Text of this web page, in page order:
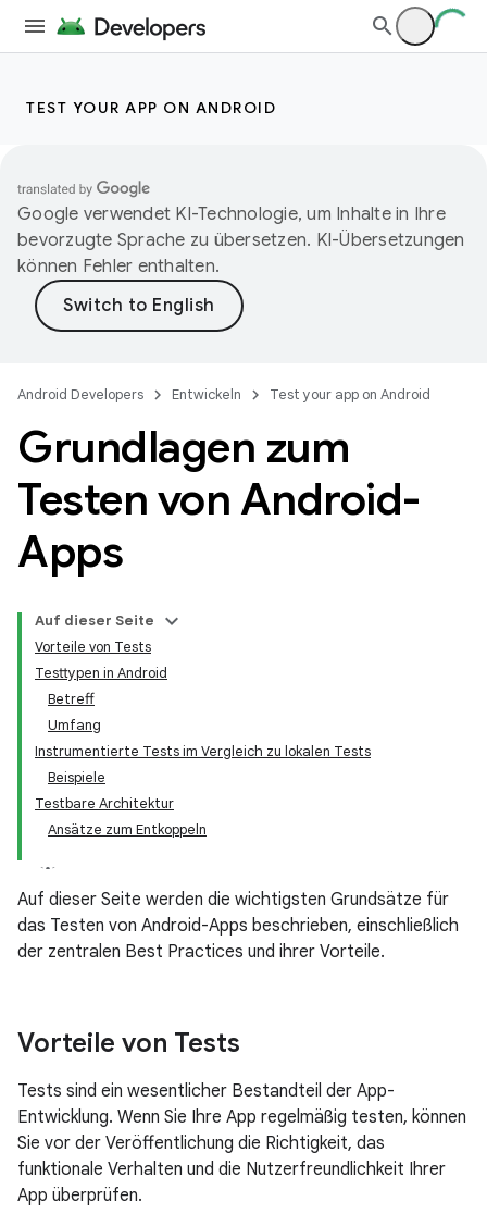
TEST YOUR APP ON ANDROID
Google verwendet KI-Technologie, um Inhalte in Ihre
bevorzugte Sprache zu übersetzen. KI-Übersetzungen
können Fehler enthalten.
Android Developers Entwickeln Test your app on Android
Grundlagen zum
Testen von Android-
Apps
Auf dieser Seite
Vorteile von Tests
Testtypen in Android
Betreff
Umfang
Instrumentierte Tests im Vergleich zu lokalen Tests
Beispiele
Testbare Architektur
Ansätze zum Entkoppeln
Auf dieser Seite werden die wichtigsten Grundsätze für
das Testen von Android-Apps beschrieben, einschließlich
der zentralen Best Practices und ihrer Vorteile.
Vorteile von Tests
Tests sind ein wesentlicher Bestandteil der App-
Entwicklung. Wenn Sie Ihre App regelmäßig testen, können
Sie vor der Veröffentlichung die Richtigkeit, das
funktionale Verhalten und die Nutzerfreundlichkeit Ihrer
App überprüfen.